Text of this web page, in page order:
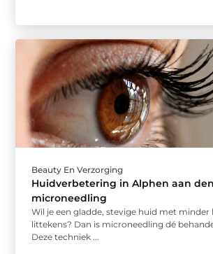
Beauty En Verzorging
Huidverbetering in Alphen aan
microneedling
Wil je een gladde, stevige huid met minder
littekens? Dan is microneedling dé
Deze techniek ...